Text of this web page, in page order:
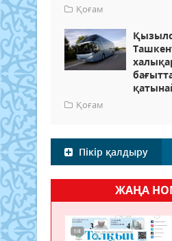
Қоғам
Қоғам
Пікір қалдыру
ЖАҢА